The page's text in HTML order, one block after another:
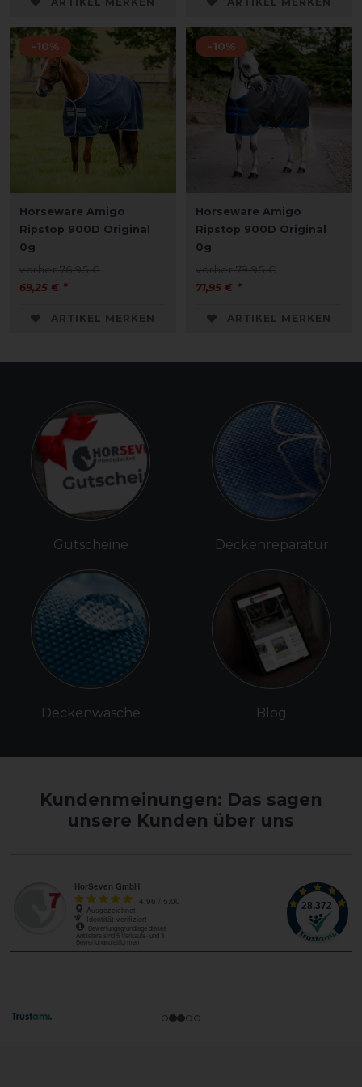
-10%
Horseware Amigo
Ripstop 900D Original
0g
vorher 76,95 €
69,25 € *
ARTIKEL MERKEN
-10%
Horseware Amigo
Ripstop 900D Original
0g
vorher 79,95 €
71,95 € *
ARTIKEL MERKEN
Gutscheine
Deckenwäsche
Deckenreparatur
Blog
Kundenmeinungen: Das sagen
unsere Kunden über uns